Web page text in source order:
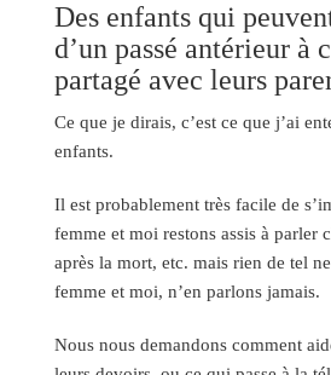
Des enfants qui
d’un passé antérieur à
partagé avec leurs
Ce que je dirais, c’est ce que j’ai
enfants.
Il est probablement très facile de
femme et moi restons assis à parler
après la mort, etc. mais rien de tel
femme et moi, n’en parlons jamais.
Nous nous demandons comment